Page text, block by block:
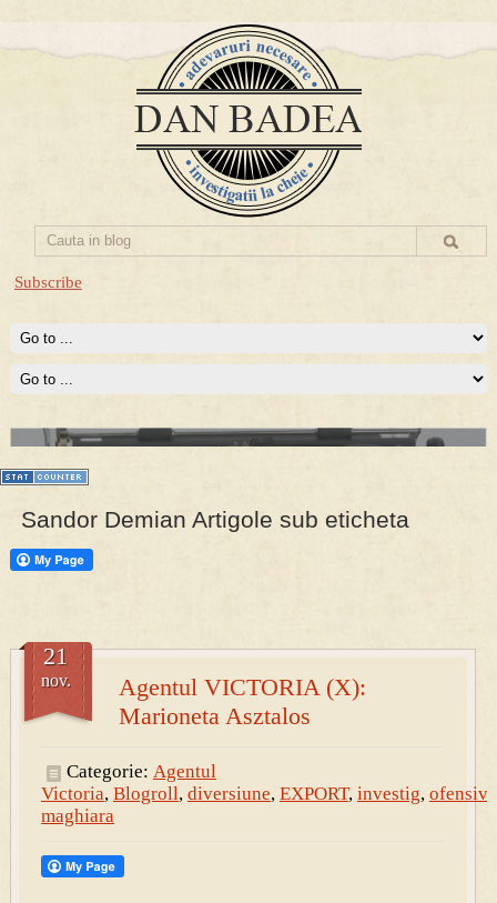
Subscribe
PRESA
Permise pentru vânătoarea de porci în costume, cu gulere albe
Sandor Demian Artigole sub eticheta
Agentul VICTORIA (X):
Marioneta Asztalos
21
nov.
Categorie: Agentul
Victoria, Blogroll, diversiune, EXPORT, investig, ofensiva
maghiara